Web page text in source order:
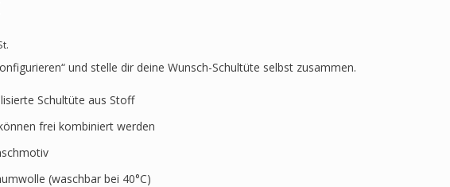
und stelle dir deine Wunsch-Schultüte selbst zusammen.
Schultüte aus Stoff
frei kombiniert werden
(waschbar bei 40°C)